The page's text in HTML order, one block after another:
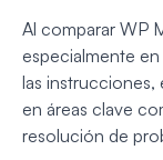
Al comparar WP
especialmente
las instrucciones,
en áreas clave
resolución de